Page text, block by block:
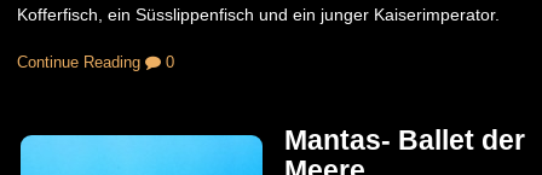
Kofferfisch, ein Süsslippenfisch und ein junger Kaiserimperator.
Continue Reading 0
Mantas- Ballet der